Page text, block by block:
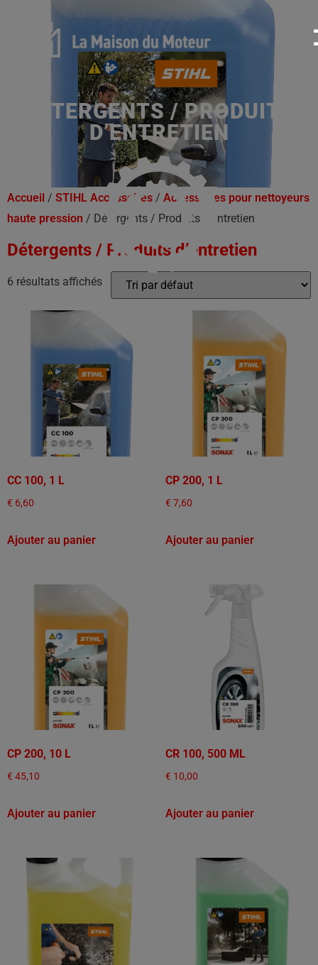
DÉTERGENTS / PRODUITS
D’ENTRETIEN
Accueil / STIHL Accessoires / Accessoires pour nettoyeurs
haute pression / Détergents / Produits d’entretien
Détergents / Produits d’entretien
6 résultats affichés
CC 100, 1 L
€ 6,60
Ajouter au panier
CP 200, 1 L
€ 7,60
Ajouter au panier
CP 200, 10 L
€ 45,10
Ajouter au panier
CR 100, 500 ML
€ 10,00
Ajouter au panier